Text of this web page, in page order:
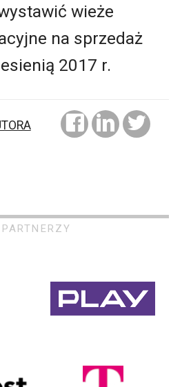
wieże
na sprzedaż
2017 r.
PARTNERZY